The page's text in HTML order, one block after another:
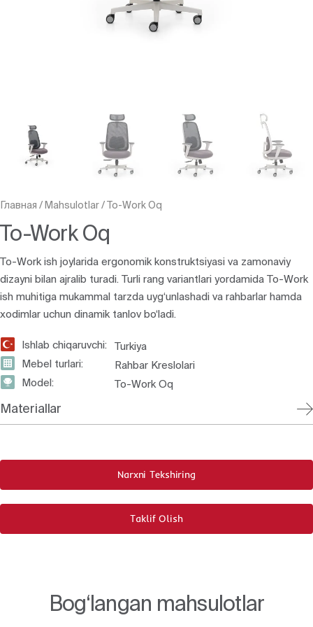
Главная / Mahsulotlar/To-Work Oq
To-Work Oq
To-Work ish joylarida ergonomik konstruktsiyasi va zamonaviy
dizayni bilan ajralib turadi. Turli rang variantlari yordamida To-Work
ish muhitiga mukammal tarzda uyg‘unlashadi va rahbarlar hamda
xodimlar uchun dinamik tanlov bo‘ladi.
Ishlab chiqaruvchi:
Turkiya
Mebel turlari:
Rahbar Kreslolari
Model:
To-Work Oq
Materiallar
Narxni Tekshiring
Taklif Olish
Bog‘langan mahsulotlar